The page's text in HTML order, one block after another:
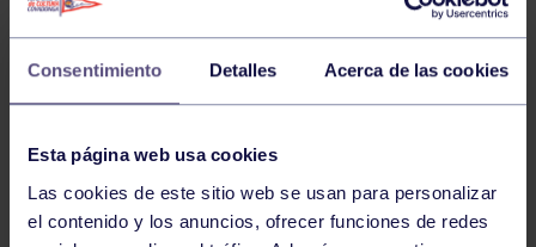
Consentimiento Detalles Acerca de las cookies
Esta página web usa cookies
Las cookies de este sitio web se usan para personalizar
el contenido y los anuncios, ofrecer funciones de redes